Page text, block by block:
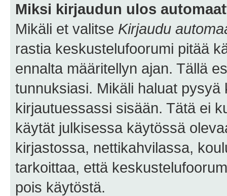
Miksi kirjaudun ulos
Mikäli et valitse Kirjaudu
rastia keskustelufoorumi pitää
ennalta määritellyn ajan. Tällä
tunnuksiasi. Mikäli haluat
kirjautuessassi sisään. Tätä ei
käytät julkisessa käytössä
kirjastossa, nettikahvilassa,
tarkoittaa, että
pois käytöstä.